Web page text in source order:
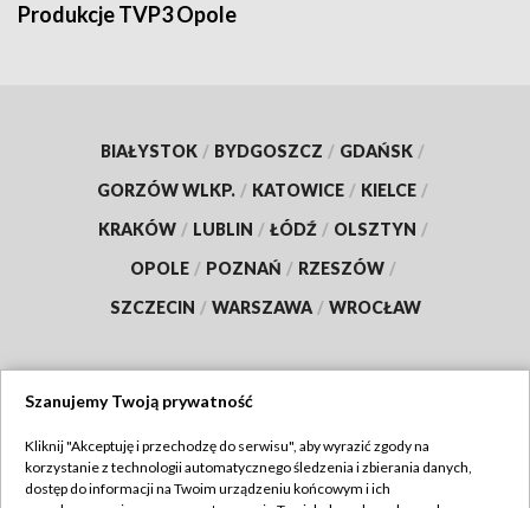
Produkcje TVP3 Opole
BIAŁYSTOK / BYDGOSZCZ / GDAŃSK /
GORZÓW WLKP. / KATOWICE / KIELCE /
KRAKÓW / LUBLIN / ŁÓDŹ / OLSZTYN /
OPOLE / POZNAŃ / RZESZÓW /
SZCZECIN / WARSZAWA / WROCŁAW
TVP
Szanujemy Twoją prywatność
Kliknij "Akceptuję i przechodzę do serwisu", aby wyrazić zgody na
korzystanie z technologii automatycznego śledzenia i zbierania danych,
dostęp do informacji na Twoim urządzeniu końcowym i ich